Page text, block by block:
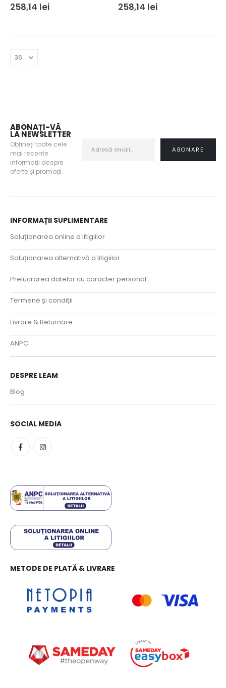
258,14 lei 258,14 lei
ABONAȚI-VĂ
LA NEWSLETTER
Obțineți toate cele
mai recente
informații despre
oferte și promoții.
INFORMAȚII SUPLIMENTARE
Soluționarea online a litigiilor
Soluționarea alternativă a litigiilor
Prelucrarea datelor cu caracter personal
Termene și condiții
Livrare & Returnare
ANPC
DESPRE LEAM
Blog
SOCIAL MEDIA
METODE DE PLATĂ & LIVRARE